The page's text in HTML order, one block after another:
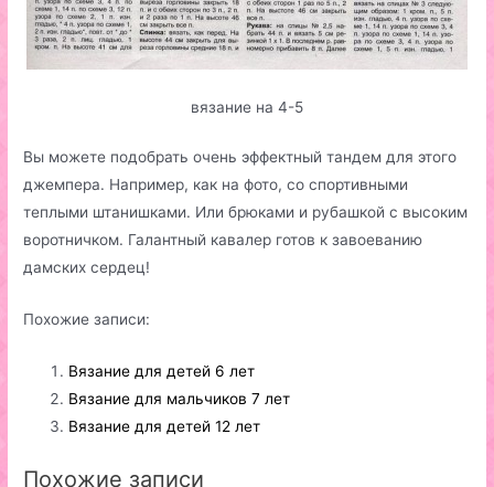
вязание на 4-5
Вы можете подобрать очень эффектный тандем для этого
джемпера. Например, как на фото, со спортивными
теплыми штанишками. Или брюками и рубашкой с высоким
воротничком. Галантный кавалер готов к завоеванию
дамских сердец!
Похожие записи:
Вязание для детей 6 лет
Вязание для мальчиков 7 лет
Вязание для детей 12 лет
Похожие записи